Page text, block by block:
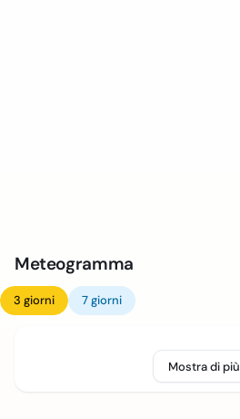
Meteogramma
3 giorni 7 giorni
Mostra di più